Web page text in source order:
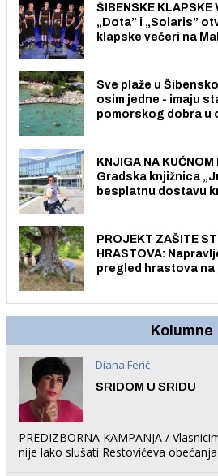
ŠIBENSKE KLAPSKE
„Dota” i „Solaris”
klapske večeri na
Sve plaže u
osim jedne - imaju
pomorskog dobra u
KNJIGA NA
Gradska knjižnica
besplatnu dostavu
PROJEKT ZAŠITE
HRASTOVA:
pregled hrastova na
Kolumne
Diana Ferić
SRIDOM U SRIDU
PREDIZBORNA KAMPANJA /
nije lako slušati Restovićeva